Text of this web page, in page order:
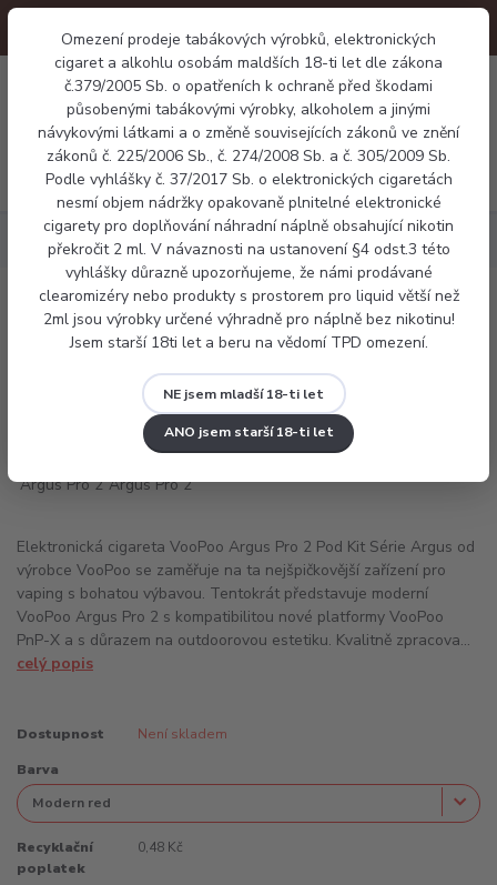
Omezení prodeje tabákových výrobků, elektronických
cigaret a alkohlu osobám maldších 18-ti let dle zákona
č.379/2005 Sb. o opatřeních k ochraně před škodami
působenými tabákovými výrobky, alkoholem a jinými
návykovými látkami a o změně souvisejících zákonů ve znění
zákonů č. 225/2006 Sb., č. 274/2008 Sb. a č. 305/2009 Sb.
Podle vyhlášky č. 37/2017 Sb. o elektronických cigaretách
nesmí objem nádržky opakovaně plnitelné elektronické
cigarety pro doplňování náhradní náplně obsahující nikotin
překročit 2 ml. V návaznosti na ustanovení §4 odst.3 této
vyhlášky důrazně upozorňujeme, že námi prodávané
clearomizéry nebo produkty s prostorem pro liquid větší než
2ml jsou výrobky určené výhradně pro náplně bez nikotinu!
Jsem starší 18ti let a beru na vědomí TPD omezení.
NE jsem mladší 18-ti let
ANO jsem starší 18-ti let
Menu
0 Kč
Elektronické cigarety VooPoo Argus Pro 2
VooPoo Argus Pro 2
Elektronická cigareta VooPoo Argus Pro 2 Pod Kit Série Argus od
výrobce VooPoo se zaměřuje na ta nejšpičkovější zařízení pro
vaping s bohatou výbavou. Tentokrát představuje moderní
VooPoo Argus Pro 2 s kompatibilitou nové platformy VooPoo
PnP-X a s důrazem na outdoorovou estetiku. Kvalitně zpracova...
celý popis
Dostupnost Není skladem
Barva
Recyklační
poplatek
0,48 Kč